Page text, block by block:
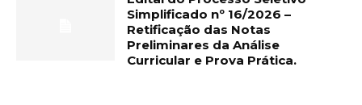
Simplificado nº 16/2026 –
Retificação das Notas
Preliminares da Análise
Curricular e Prova Prática.